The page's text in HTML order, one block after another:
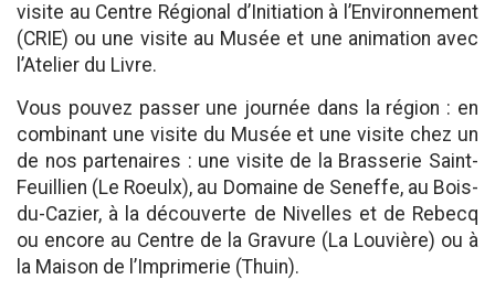
visite au Centre Régional d’Initiation à l’Environnement
(CRIE) ou une visite au Musée et une animation avec
l’Atelier du Livre.
Vous pouvez passer une journée dans la région : en
combinant une visite du Musée et une visite chez un
de nos partenaires : une visite de la Brasserie Saint-
Feuillien (Le Roeulx), au Domaine de Seneffe, au Bois-
du-Cazier, à la découverte de Nivelles et de Rebecq
ou encore au Centre de la Gravure (La Louvière) ou à
la Maison de l’Imprimerie (Thuin).